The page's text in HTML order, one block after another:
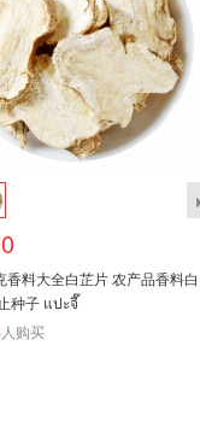
香料大全白芷片 农产品香料白
种子 แปะจี๊
人购买